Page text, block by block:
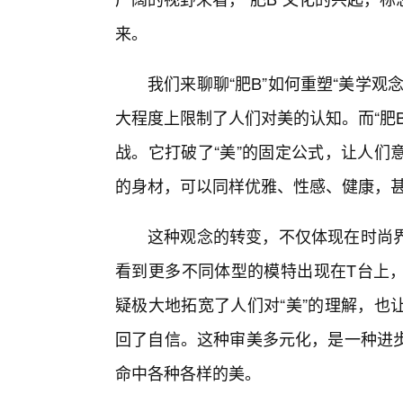
来。
我们来聊聊“肥B”如何重塑“美学观
大程度上限制了人们对美的认知。而“
战。它打破了“美”的固定公式，让人
的身材，可以同样优雅、性感、健康，
这种观念的转变，不仅体现在时尚
看到更多不同体型的模特出现在T台上
疑极大地拓宽了人们对“美”的理解，
回了自信。这种审美多元化，是一种
命中各种各样的美。